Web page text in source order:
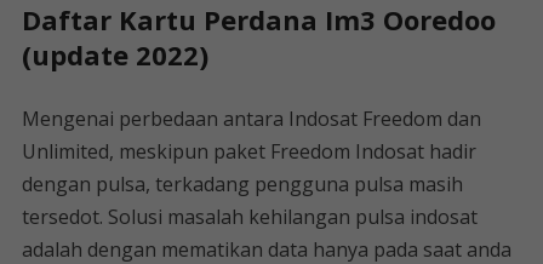
Daftar Kartu Perdana Im3 Ooredoo
(update 2022)
Mengenai perbedaan antara Indosat Freedom dan
Unlimited, meskipun paket Freedom Indosat hadir
dengan pulsa, terkadang pengguna pulsa masih
tersedot. Solusi masalah kehilangan pulsa indosat
adalah dengan mematikan data hanya pada saat anda